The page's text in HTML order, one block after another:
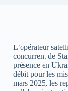
L’opérateur
concurrent de
présence en
débit pour les
mars 2025, les